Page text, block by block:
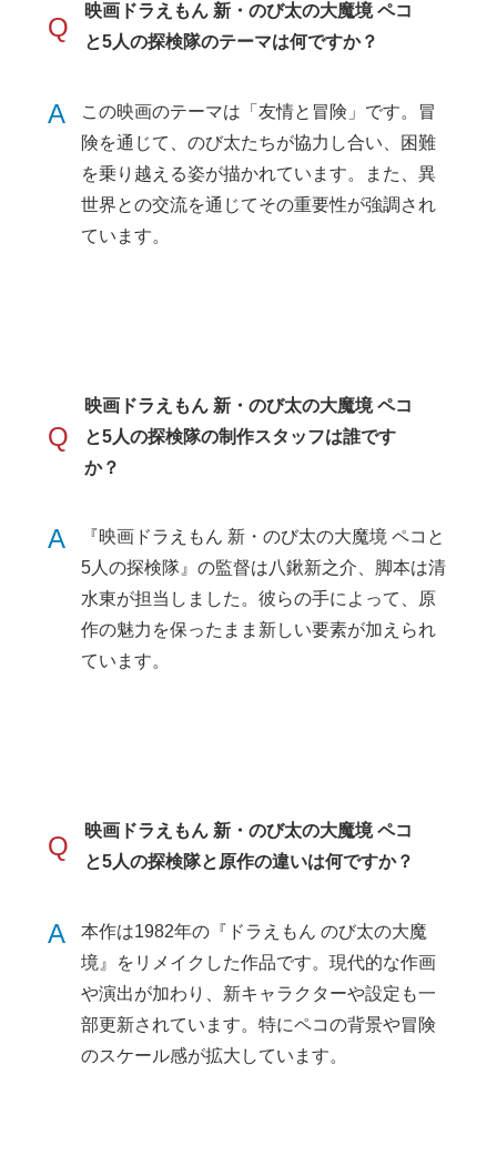
Q
映画ドラえもん 新・のび太の大魔境 ペコ
と5人の探検隊のテーマは何ですか？
A
この映画のテーマは「友情と冒険」です。冒
険を通じて、のび太たちが協力し合い、困難
を乗り越える姿が描かれています。また、異
世界との交流を通じてその重要性が強調され
ています。
Q
映画ドラえもん 新・のび太の大魔境 ペコ
と5人の探検隊の制作スタッフは誰です
か？
A
『映画ドラえもん 新・のび太の大魔境 ペコと
5人の探検隊』の監督は八鍬新之介、脚本は清
水東が担当しました。彼らの手によって、原
作の魅力を保ったまま新しい要素が加えられ
ています。
Q
映画ドラえもん 新・のび太の大魔境 ペコ
と5人の探検隊と原作の違いは何ですか？
A
本作は1982年の『ドラえもん のび太の大魔
境』をリメイクした作品です。現代的な作画
や演出が加わり、新キャラクターや設定も一
部更新されています。特にペコの背景や冒険
のスケール感が拡大しています。